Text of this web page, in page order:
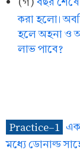
করা হলো।
হলে অহনা ও
লাভ পাবে?
Practice-1
মধ্যে ডোনাল্ড